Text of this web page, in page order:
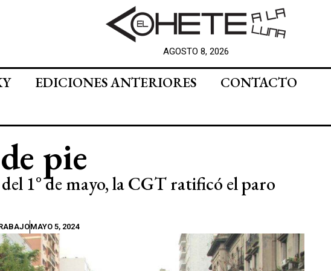
AGOSTO 8, 2026
EDICIONES ANTERIORES
CONTACTO
pie
1° de mayo, la CGT ratificó el paro
MAYO 5, 2024